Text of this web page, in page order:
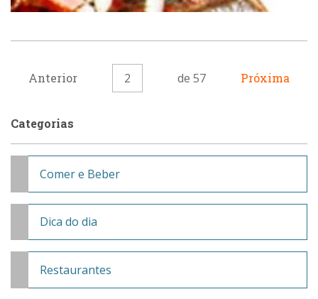
Anterior 2 de 57 Próxima
Categorias
Comer e Beber
Dica do dia
Restaurantes